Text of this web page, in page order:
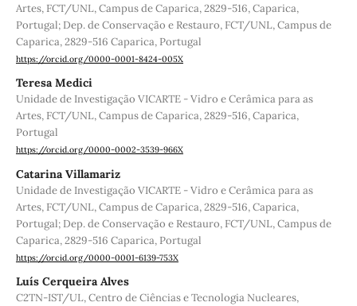
Artes, FCT/UNL, Campus de Caparica, 2829-516, Caparica,
Portugal; Dep. de Conservação e Restauro, FCT/UNL, Campus de
Caparica, 2829-516 Caparica, Portugal
https://orcid.org/0000-0001-8424-005X
Teresa Medici
Unidade de Investigação VICARTE - Vidro e Cerâmica para as
Artes, FCT/UNL, Campus de Caparica, 2829-516, Caparica,
Portugal
https://orcid.org/0000-0002-3539-966X
Catarina Villamariz
Unidade de Investigação VICARTE - Vidro e Cerâmica para as
Artes, FCT/UNL, Campus de Caparica, 2829-516, Caparica,
Portugal; Dep. de Conservação e Restauro, FCT/UNL, Campus de
Caparica, 2829-516 Caparica, Portugal
https://orcid.org/0000-0001-6139-753X
Luís Cerqueira Alves
C2TN-IST/UL, Centro de Ciências e Tecnologia Nucleares,